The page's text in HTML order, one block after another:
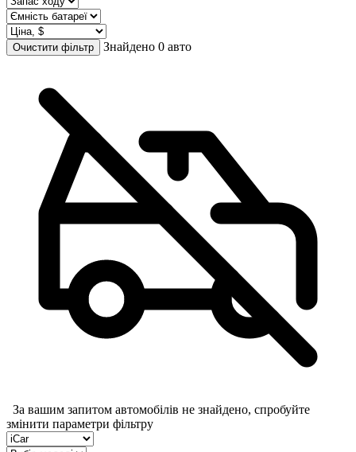
Очистити фільтр Знайдено 0 авто
За вашим запитом автомобілів не знайдено, спробуйте
змінити параметри фільтру